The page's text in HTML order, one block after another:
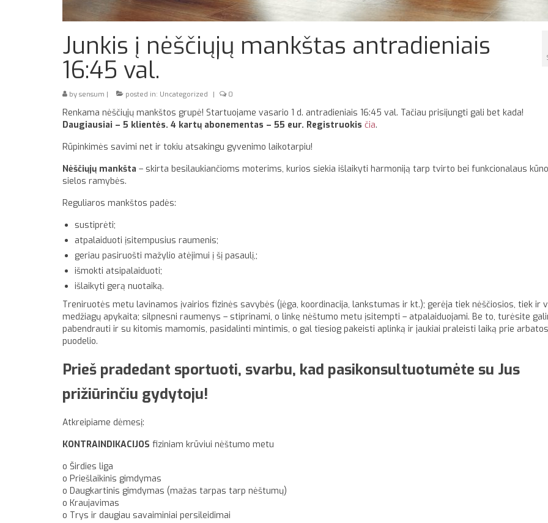
Junkis į nėščiųjų mankštas antradieniais
16:45 val.
by sensum | posted in: Uncategorized | 0
Renkama nėščiųjų mankštos grupė! Startuojame vasario 1 d. antradieniais 16:45 val. Tačiau prisijungti gali bet kada!
Daugiausiai – 5 klientės. 4 kartų abonementas – 55 eur. Registruokis čia.
Rūpinkimės savimi net ir tokiu atsakingu gyvenimo laikotarpiu!
Nėščiųjų mankšta – skirta besilaukiančioms moterims, kurios siekia išlaikyti harmoniją tarp tvirto bei funkcionalaus
sielos ramybės.
Reguliaros mankštos padės:
sustiprėti;
atpalaiduoti įsitempusius raumenis;
geriau pasiruošti mažylio atėjimui į šį pasaulį,;
išmokti atsipalaiduoti;
išlaikyti gerą nuotaiką.
Treniruotės metu lavinamos įvairios fizinės savybės (jėga, koordinacija, lankstumas ir kt.); gerėja tiek nėščiosios, tiek ir
medžiagų apykaita; silpnesni raumenys – stiprinami, o linkę nėštumo metu įsitempti – atpalaiduojami. Be to, turėsite
pabendrauti ir su kitomis mamomis, pasidalinti mintimis, o gal tiesiog pakeisti aplinką ir jaukiai praleisti laiką prie arbatos
puodelio.
Prieš pradedant sportuoti, svarbu, kad pasikonsultuotumėte su Jus
prižiūrinčiu gydytoju!
Atkreipiame dėmesį:
KONTRAINDIKACIJOS fiziniam krūviui nėštumo metu
o Širdies liga
o Priešlaikinis gimdymas
o Daugkartinis gimdymas (mažas tarpas tarp nėštumų)
o Kraujavimas
o Trys ir daugiau savaiminiai persileidimai